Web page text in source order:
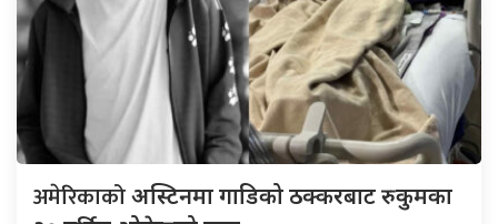
अमेरिकाकोअस्टिनमा गाडिको ठक्करबाट रुकुमका